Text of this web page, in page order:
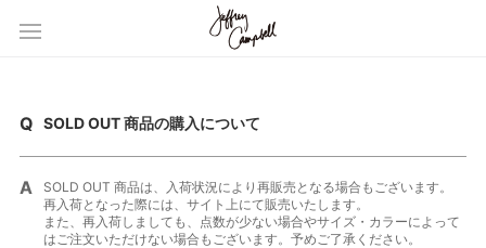
SOLD OUT 商品の購入について
SOLD OUT 商品は、入荷状況により再販売となる場合もございます。
再入荷となった際には、サイト上にて販売いたします。
また、再入荷しましても、点数が少ない場合やサイズ・カラーによって
はご注文いただけない場合もございます。予めご了承ください。